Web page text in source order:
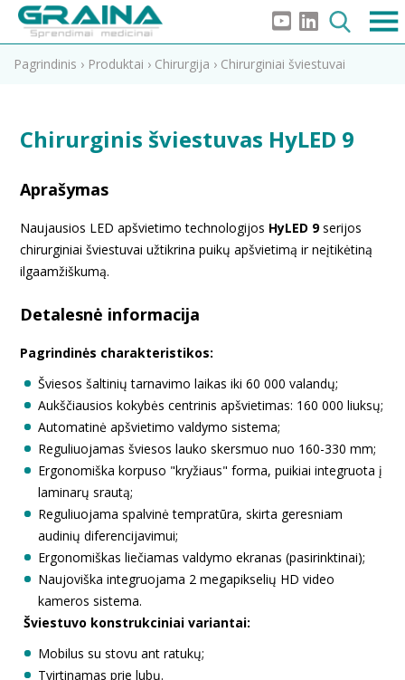
Pagrindinis › Produktai › Chirurgija › Chirurginiai šviestuvai
Chirurginis šviestuvas HyLED 9
Aprašymas
Naujausios LED apšvietimo technologijos HyLED 9serijos
chirurginiai šviestuvai užtikrina puikų apšvietimą ir neįtikėtiną
ilgaamžiškumą.
Detalesnė informacija
Pagrindinės charakteristikos:
Šviesos šaltinių tarnavimo laikas iki 60 000 valandų;
Aukščiausios kokybės centrinis apšvietimas: 160 000 liuksų;
Automatinė apšvietimo valdymo sistema;
Reguliuojamas šviesos lauko skersmuo nuo 160-330 mm;
Ergonomiška korpuso "kryžiaus" forma, puikiai integruota į
laminarų srautą;
Reguliuojama spalvinė tempratūra, skirta geresniam
audinių diferencijavimui;
Ergonomiškas liečiamas valdymo ekranas (pasirinktinai);
Naujoviška integruojama 2 megapikselių HD video
kameros sistema.
Šviestuvo konstrukciniai variantai:
Mobilus su stovu ant ratukų;
Tvirtinamas prie lubų.